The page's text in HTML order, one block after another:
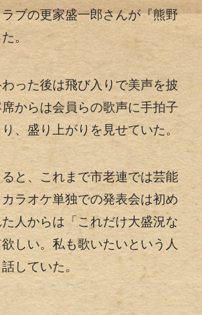
ブの更家盛一郎さんが『熊野
。
った後は飛び入りで美声を披
からは会員らの歌声に手拍子
、盛り上がりを見せていた。
と、これまで市老連では芸能
ラオケ単独での発表会は初め
人からは「これだけ大盛況な
しい。私も歌いたいという人
していた。